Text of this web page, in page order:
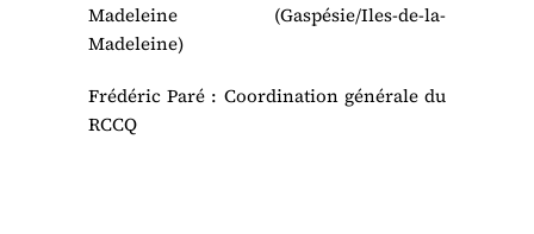
Madeleine (Gaspésie/Iles-de-la-
Madeleine)
Frédéric Paré : Coordination générale du
RCCQ